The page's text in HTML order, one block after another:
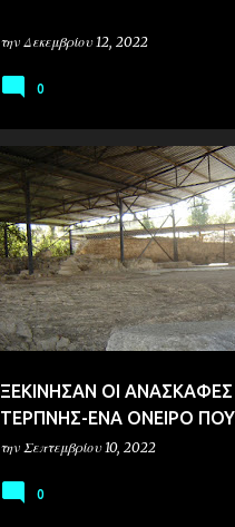
την Δεκεμβρίου 12, 2022
0
ΞΕΚΙΝΗΣΑΝ ΟΙ
ΤΕΡΠΝΗΣ-ΕΝΑ ΟΝΕΙΡΟ ΠΟΥ
ΠΡΑΓΜΑΤΙΚΟΤΗΤΑ!
την Σεπτεμβρίου 10, 2022
ΑΡΧΑΙΟΛΟΓΙΑ
0